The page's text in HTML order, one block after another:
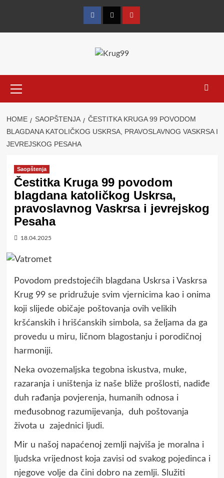
FacebookTwitterYouTube
Menu
HOME SAOPŠTENJA
ČESTITKA KRUGA 99 POVODOM
BLAGDANA KATOLIČKOG USKRSA, PRAVOSLAVNOG VASKRSA I
JEVREJSKOG PESAHA
Saopštenja
Čestitka Kruga 99 povodom
blagdana katoličkog Uskrsa,
pravoslavnog Vaskrsa i jevrejskog
Pesaha
18.04.2025
Povodom predstojećih blagdana Uskrsa i Vaskrsa
Krug 99 se pridružuje svim vjernicima kao i onima
koji slijede običaje poštovanja ovih velikih
kršćanskih i hrišćanskih simbola, sa željama da ga
provedu u miru, ličnom blagostanju i porodičnoj
harmoniji.
Neka ovozemaljska tegobna iskustva, muke,
razaranja i uništenja iz naše bliže prošlosti, nadiđe
duh rađanja povjerenja, humanih odnosa i
međusobnog razumijevanja, duh poštovanja
života u zajednici ljudi.
Mir u našoj napaćenoj zemlji najviša je moralna i
ljudska vrijednost koja zavisi od svakog pojedinca i
njegove volje da čini dobro na zemlji. Služiti